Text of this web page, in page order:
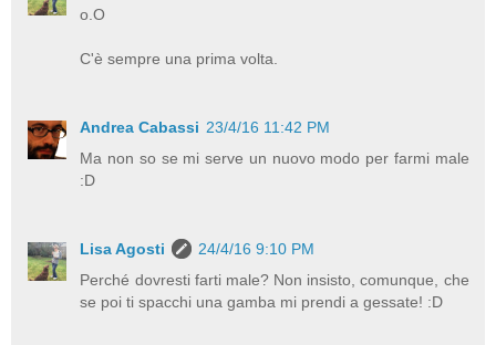
o.O
C'è sempre una prima volta.
Andrea Cabassi 23/4/16 11:42 PM
Ma non so se mi serve un nuovo modo per farmi male
:D
Lisa Agosti
24/4/16 9:10 PM
Perché dovresti farti male? Non insisto, comunque, che
se poi ti spacchi una gamba mi prendi a gessate! :D